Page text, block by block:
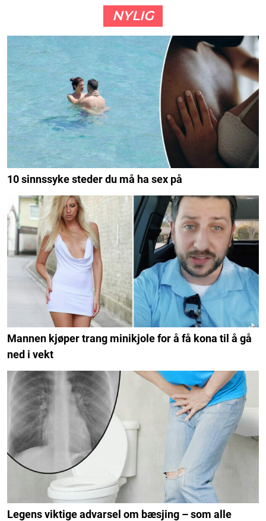
NYLIG
10 sinnssyke steder du må ha sex på
Mannen kjøper trang minikjole for å få kona til å gå
ned i vekt
Legens viktige advarsel om bæsjing – som alle